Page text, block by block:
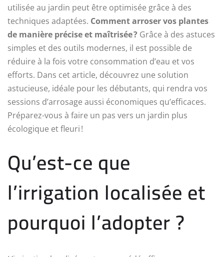
utilisée au jardin peut être optimisée grâce à des
techniques adaptées. Comment arroser vos plantes
de manière précise et maîtrisée ? Grâce à des astuces
simples et des outils modernes, il est possible de
réduire à la fois votre consommation d’eau et vos
efforts. Dans cet article, découvrez une solution
astucieuse, idéale pour les débutants, qui rendra vos
sessions d’arrosage aussi économiques qu’efficaces.
Préparez-vous à faire un pas vers un jardin plus
écologique et fleuri !
Qu’est-ce que
l’irrigation localisée et
pourquoi l’adopter ?